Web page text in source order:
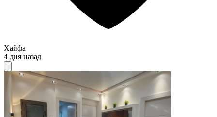
Хайфа
4 дня назад